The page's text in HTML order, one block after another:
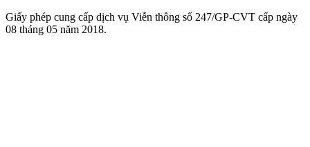
Giấy phép cung cấp dịch vụ Viễn thông số 247/GP-CVT cấp ngày
08 tháng 05 năm 2018.